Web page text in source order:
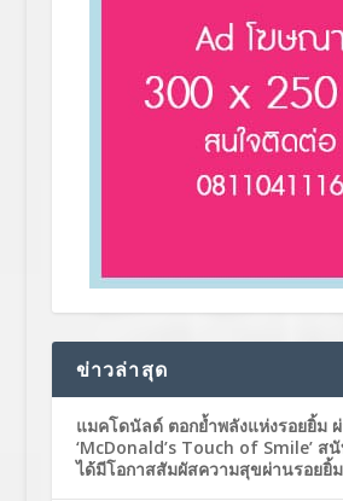
ข่าวล่าสุด
แมคโดนัลด์ ตอกย้ำพลังแห่งรอยยิ้ม
‘McDonald’s Touch of Smile’
ได้มีโอกาสสัมผัสความสุขผ่านรอยยิ้ม